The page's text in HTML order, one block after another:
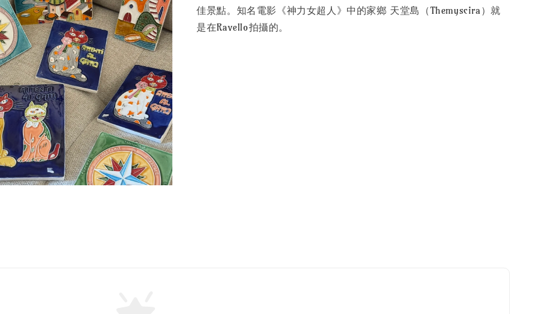
佳景點。知名電影《神力女超人》中的家鄉 天堂島（Themyscira）就
是在Ravello拍攝的。